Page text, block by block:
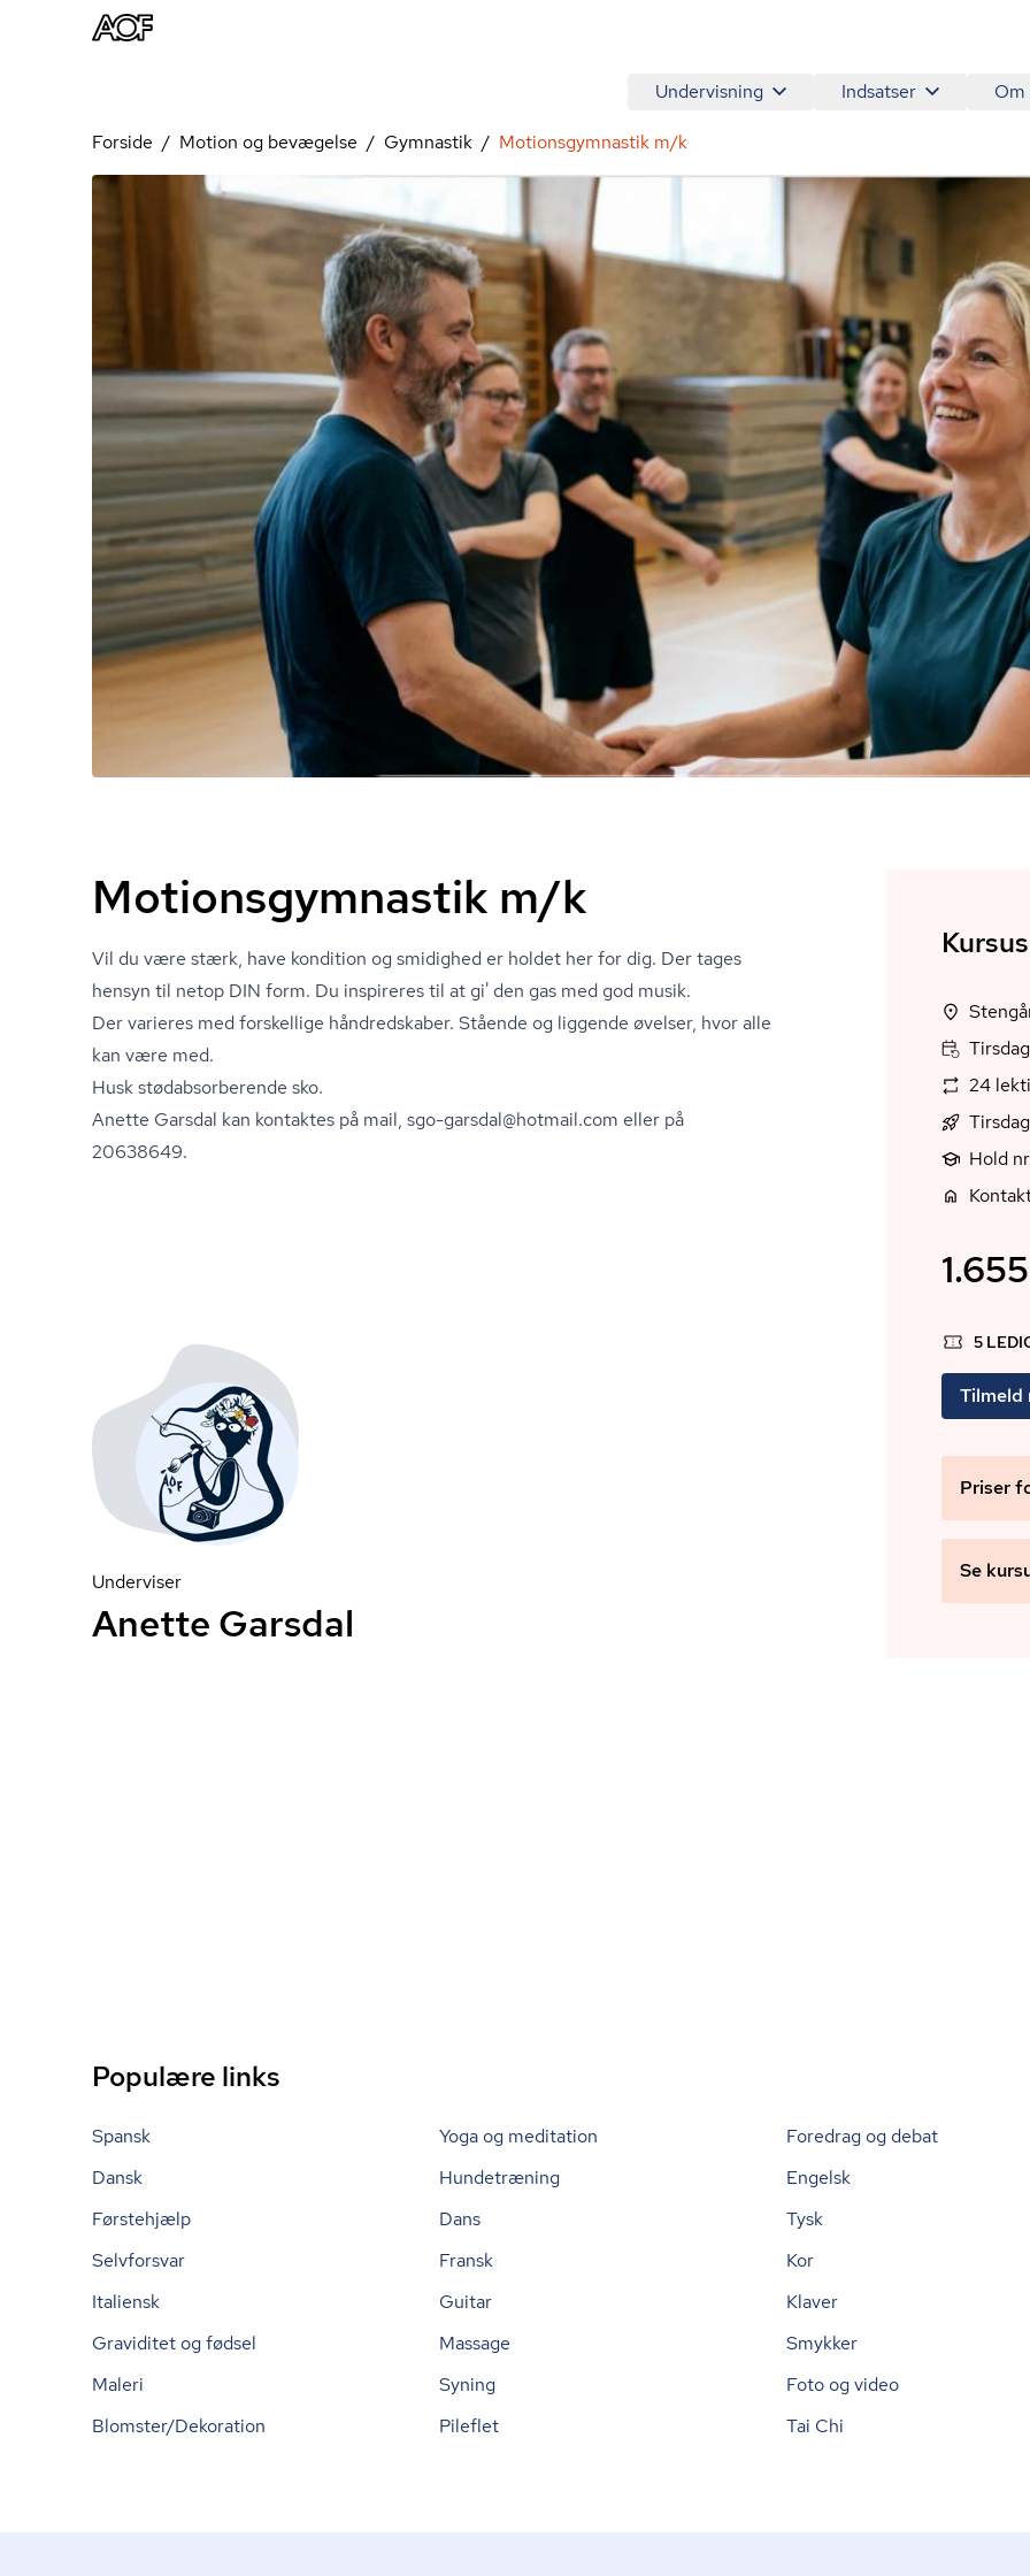
Undervisning Indsatser Om
Forside Motion og bevægelse Gymnastik Motionsgymnastik m/k
Motionsgymnastik m/k
Vil du være stærk, have kondition og smidighed er holdet her for dig. Der tages
hensyn til netop DIN form. Du inspireres til at gi' den gas med god musik.
Der varieres med forskellige håndredskaber. Stående og liggende øvelser, hvor alle
kan være med.
Husk stø­dab­sor­be­ren­de sko.
Anette Garsdal kan kontaktes på mail, sgo-garsdal@hotmail.com eller på
20638649.
24
Hold
5
Tilmeld
Priser
Se
Underviser
Anette Garsdal
Populære links
Spansk Yoga og meditation Foredrag og debat
Dansk
Hundetræning Engelsk
Førstehjælp
Dans Tysk
Selvforsvar
Fransk Kor
Italiensk
Guitar Klaver
Graviditet og fødsel
Massage Smykker
Maleri
Syning Foto og video
Blomster/Dekoration
Pileflet Tai Chi